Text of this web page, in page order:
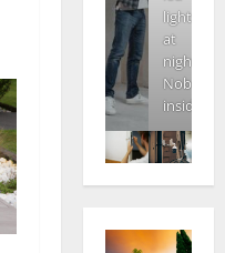
lights
at
night.
Nobody
inside